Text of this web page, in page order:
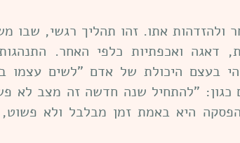
ולהזדהות אתו. זהו תהליך רגשי, שבו
דאגה ואכפתיות כלפי האחר.
בעצם היכולת של אדם "לשים עצמו
כגון: "להתחיל שנה חדשה זה מצב לא
היא באמת זמן מבלבל ולא